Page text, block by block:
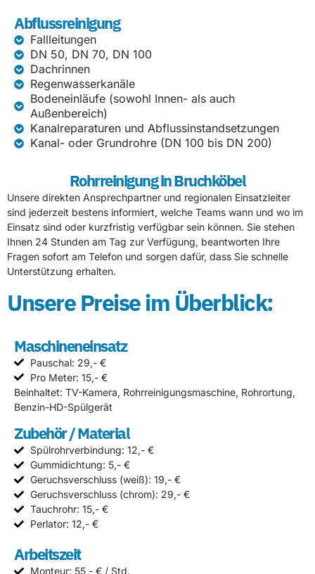
Abflussreinigung
Fallleitungen
DN 50, DN 70, DN 100
Dachrinnen
Regenwasserkanäle
Bodeneinläufe (sowohl Innen- als auch
Außenbereich)
Kanalreparaturen und Abflussinstandsetzungen
Kanal- oder Grundrohre (DN 100 bis DN 200)
Rohrreinigung in Bruchköbel
Unsere direkten Ansprechpartner und regionalen Einsatzleiter
sind jederzeit bestens informiert, welche Teams wann und wo im
Einsatz sind oder kurzfristig verfügbar sein können. Sie stehen
Ihnen 24 Stunden am Tag zur Verfügung, beantworten Ihre
Fragen sofort am Telefon und sorgen dafür, dass Sie schnelle
Unterstützung erhalten.
Unsere Preise im Überblick:
Maschineneinsatz
Pauschal: 29,- €
Pro Meter: 15,- €
Beinhaltet: TV-Kamera, Rohrreinigungsmaschine, Rohrortung,
Benzin-HD-Spülgerät
Zubehör / Material
Spülrohrverbindung: 12,- €
Gummidichtung: 5,- €
Geruchsverschluss (weiß): 19,- €
Geruchsverschluss (chrom): 29,- €
Tauchrohr: 15,- €
Perlator: 12,- €
Arbeitszeit
Monteur: 55,- € / Std.